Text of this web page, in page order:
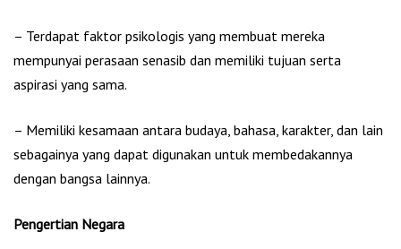
– Terdapat faktor psikologis yang membuat mereka
mempunyai perasaan senasib dan memiliki tujuan serta
aspirasi yang sama.
– Memiliki kesamaan antara budaya, bahasa, karakter, dan lain
sebagainya yang dapat digunakan untuk membedakannya
dengan bangsa lainnya.
Pengertian Negara